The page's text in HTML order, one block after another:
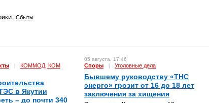
Сбыты
|
КОММОД, КОМ
в Якутии
– до почти 340
05 августа, 17:46
Споры | Уголовные дела
Бывшему руководству «ТНС
энерго» грозит от 16 до 18 лет
заключения за хищения